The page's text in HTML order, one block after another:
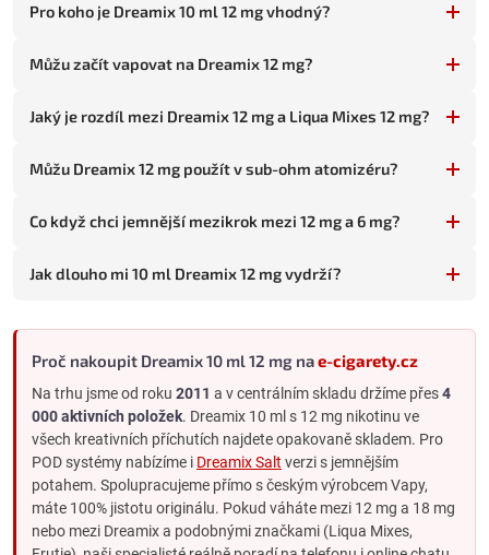
dává dostatečnou dávku nikotinu pro úspěšný přechod s
Vaperi snižující z 18 mg- 12 mg je první mezikrok ve
12 mg vs. okolní síly v Dreamix 10 ml
throat hit. Pro střední a silnější kuřáky.
hit. Pro silné kuřáky.
snižování, Dreamix tuto netradiční sílu nemá - sáhněte po
Pokud snižujete z 12 mg nebo na 12 mg, Dreamix má
standardní 5 sil pro postupný přechod:
Start:Dreamix 18 mg(pokud začínáte na maximu)
Po 1 až 2 měsících:Dreamix 12 mg(kde jste teď)
Po dalších 1 až 2 měsících:Dreamix 6 mg
Po dalších 2 měsících:Dreamix 3 mg
Finále:
Dreamix 0 mg
Pro koho je Dreamix 10 ml 12 mg vhodný?
Můžu začít vapovat na Dreamix 12 mg?
Jaký je rozdíl mezi Dreamix 12 mg a Liqua Mixes 12 mg?
Můžu Dreamix 12 mg použít v sub-ohm atomizéru?
Co když chci jemnější mezikrok mezi 12 mg a 6 mg?
Jak dlouho mi 10 ml Dreamix 12 mg vydrží?
Proč nakoupit Dreamix 10 ml 12 mg nae-cigarety.cz
Na trhu jsme od roku 2011 a v centrálním skladu držíme přes4
000 aktivních položek. Dreamix 10 ml s 12 mg nikotinu ve
všech kreativních příchutích najdete opakovaně skladem. Pro
POD systémy nabízíme i Dreamix Salt verzi s jemnějším
potahem. Spolupracujeme přímo s českým výrobcem Vapy,
máte 100% jistotu originálu. Pokud váháte mezi 12 mg a 18 mg
nebo mezi Dreamix a podobnými značkami (Liqua Mixes,